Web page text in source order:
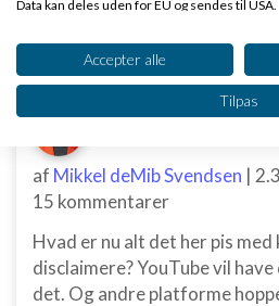
Nye ekspertblog-indlæg om
Hvorfor oplyse om
af Mikkel deMib Svendsen |
15 kommentarer
Hvad er nu alt det her pis med
disclaimere? YouTube vil
det. Og andre platforme
Data kan deles uden for EU og sendes til USA.
Se partnerliste (2 IAB-leverandører)
Vi bruger dine data til følgende formål:
IAB's behandlingsformål:
Opbevare og/eller tilgå
enhed
Bruge begrænsede oplysninger til
Oprette profiler til tilpasset
Accepter alle
Tilpas